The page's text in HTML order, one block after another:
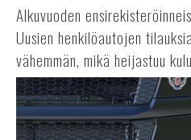
Alkuvuoden
Uusien henkilöautojen
vähemmän, mikä heijastuu
Terästä
sähkörekoilla